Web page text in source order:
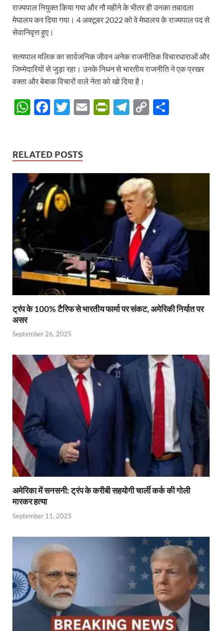
राज्यपाल नियुक्त किया गया और नौ महीने के भीतर ही उनका तबादला
मेघालय कर दिया गया। 4 अक्टूबर 2022 को वे मेघालय के राज्यपाल पद से
सेवानिवृत्त हुए।
सत्यपाल मलिक का सार्वजनिक जीवन अनेक राजनीतिक विचारधाराओं और
जिम्मेदारियों से जुड़ा रहा। उनके निधन से भारतीय राजनीति ने एक प्रखर
वक्ता और बेबाक विचारों वाले नेता को खो दिया है।
W
s
A
p
p
F
b
o
o
k
T
er
E
P
ie
n
dl
y
T
a
m
C
Li
n
k
RELATED POSTS
ट्रंप के 100% टैरिफ से भारतीय फार्मा पर संकट, अमेरिकी निर्यात पर
असर
September 26, 2025
अमेरिका में सनसनी: ट्रंप के करीबी सहयोगी चार्ली कर्क की गोली
मारकर हत्या
September 11, 2025